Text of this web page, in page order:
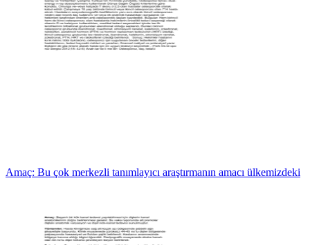
Amaç: Bu çok merkezli tanımlayıcı araştırmanın amacı ülkemizdeki